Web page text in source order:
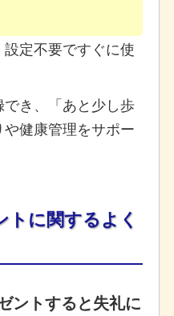
定不要ですぐに使
き、「あと少し歩
健康管理をサポー
に関するよく
ントすると失礼に